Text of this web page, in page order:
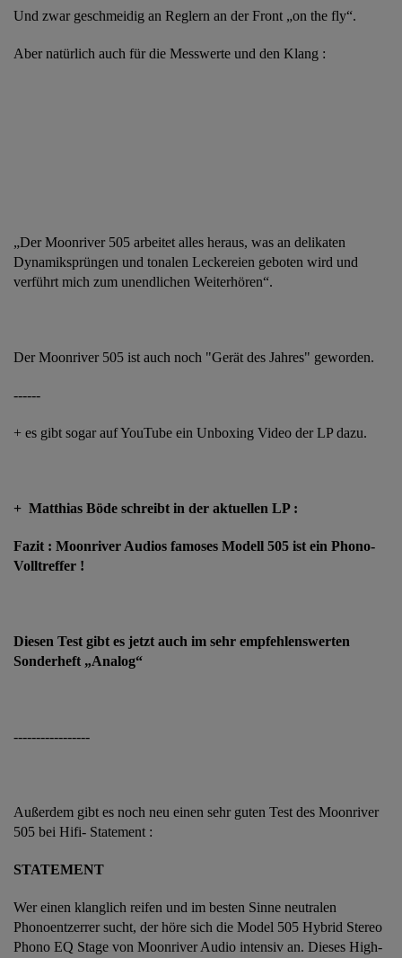
Und zwar geschmeidig an Reglern an der Front „on the fly“.
Aber natürlich auch für die Messwerte und den Klang :
„Der Moonriver 505 arbeitet alles heraus, was an delikaten
Dynamiksprüngen und tonalen Leckereien geboten wird und
verführt mich zum unendlichen Weiterhören“.
Der Moonriver 505 ist auch noch "Gerät des Jahres" geworden.
------
+ es gibt sogar auf YouTube ein Unboxing Video der LP dazu.
+ Matthias Böde schreibt in der aktuellen LP :
Fazit : Moonriver Audios famoses Modell 505 ist ein Phono-
Volltreffer !
Diesen Test gibt es jetzt auch im sehr empfehlenswerten
Sonderheft „Analog“
-----------------
Außerdem gibt es noch neu einen sehr guten Test des Moonriver
505 bei Hifi- Statement :
STATEMENT
Wer einen klanglich reifen und im besten Sinne neutralen
Phonoentzerrer sucht, der höre sich die Model 505 Hybrid Stereo
Phono EQ Stage von Moonriver Audio intensiv an. Dieses High-